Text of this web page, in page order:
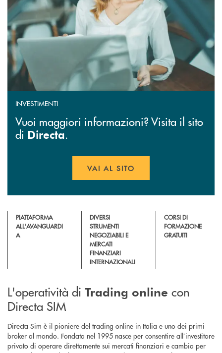
INVESTIMENTI
Vuoi maggiori informazioni? Visita il sito
di Directa.
VAI AL SITO
PIATTAFORMA
ALL'AVANGUARDI
A
DIVERSI
STRUMENTI
NEGOZIABILI E
MERCATI
FINANZIARI
INTERNAZIONALI
CORSI DI
FORMAZIONE
GRATUITI
L'operatività di Trading online con
Directa SIM
Directa Sim è il pioniere del trading online in Italia e uno dei primi
broker al mondo. Fondata nel 1995 nasce per consentire all’investitore
privato di operare direttamente sui mercati finanziari e cambia per